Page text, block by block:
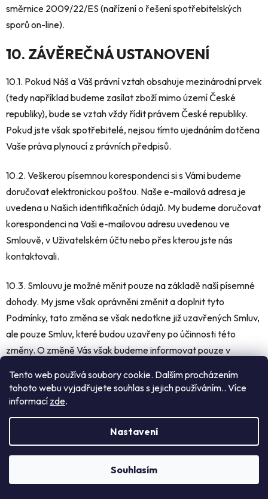
Tento web používá soubory cookie. Dalším procházením
tohoto webu vyjadřujete souhlas s jejich používáním.. Více
informací zde.
Nastavení
Souhlasím
směrnice 2009/22/ES (nařízení o řešení spotřebitelských
sporů on-line).
10. ZÁVĚREČNÁ USTANOVENÍ
10.1. Pokud Náš a Váš právní vztah obsahuje mezinárodní prvek
(tedy například budeme zasílat zboží mimo území České
republiky), bude se vztah vždy řídit právem České republiky.
Pokud jste však spotřebitelé, nejsou tímto ujednáním dotčena
Vaše práva plynoucí z právních předpisů.
10.2. Veškerou písemnou korespondenci si s Vámi budeme
doručovat elektronickou poštou. Naše e-mailová adresa je
uvedena u Našich identifikačních údajů. My budeme doručovat
korespondenci na Vaši e-mailovou adresu uvedenou ve
Smlouvě, v Uživatelském účtu nebo přes kterou jste nás
kontaktovali.
10.3. Smlouvu je možné měnit pouze na základě naší písemné
dohody. My jsme však oprávněni změnit a doplnit tyto
Podmínky, tato změna se však nedotkne již uzavřených Smluv,
ale pouze Smluv, které budou uzavřeny po účinnosti této
změny. O změně Vás však budeme informovat pouze v
pravidelně a opakovaně. Informace o změně Vám zašleme na
Vaši e-mailovou adresu nejméně 14 dní před účinností této
změny. Pokud od Vás do 14 dnů od zaslání informace o změně
neobdržíme výpověď uzavřené Smlouvy na pravidelné a
opakované dodávky Zboží, stávají se nové podmínky součástí
naší Smlouvy a uplatní se na další dodávku Zboží následující po